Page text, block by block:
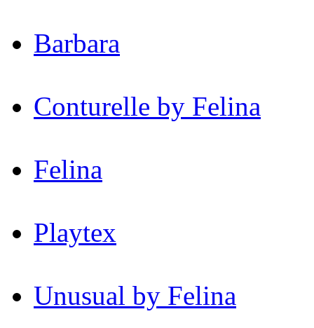
Barbara
Conturelle by Felina
Felina
Playtex
Unusual by Felina